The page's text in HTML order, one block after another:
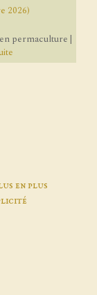
2026)
permaculture |
en plus